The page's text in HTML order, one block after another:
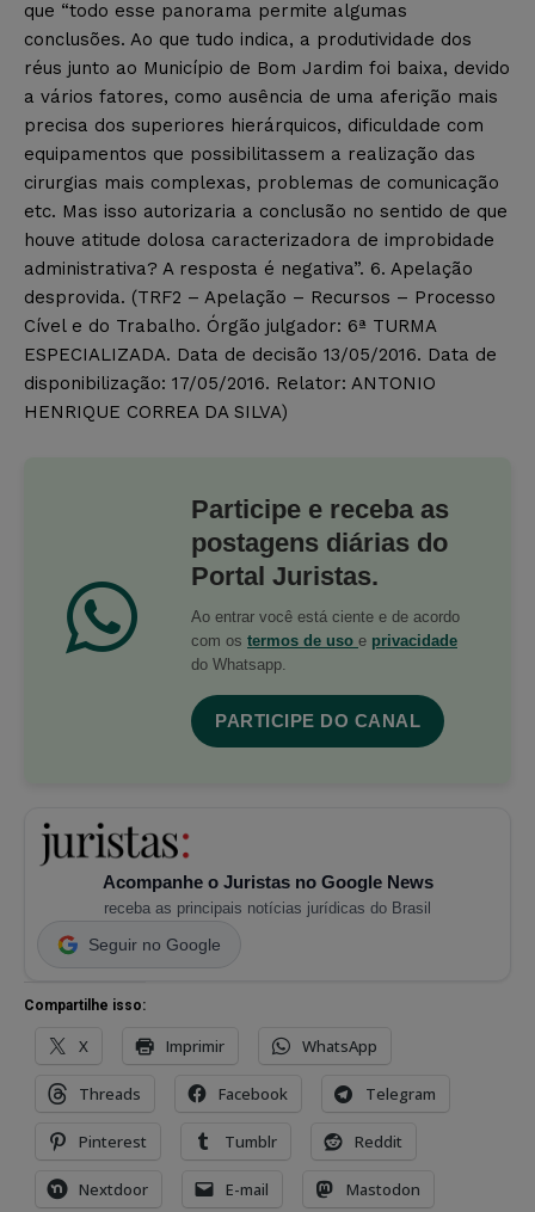
que “todo esse panorama permite algumas
conclusões. Ao que tudo indica, a produtividade dos
réus junto ao Município de Bom Jardim foi baixa, devido
a vários fatores, como ausência de uma aferição mais
precisa dos superiores hierárquicos, dificuldade com
equipamentos que possibilitassem a realização das
cirurgias mais complexas, problemas de comunicação
etc. Mas isso autorizaria a conclusão no sentido de que
houve atitude dolosa caracterizadora de improbidade
administrativa? A resposta é negativa”. 6. Apelação
desprovida. (TRF2 – Apelação – Recursos – Processo
Cível e do Trabalho. Órgão julgador: 6ª TURMA
ESPECIALIZADA. Data de decisão 13/05/2016. Data de
disponibilização: 17/05/2016. Relator: ANTONIO
HENRIQUE CORREA DA SILVA)
Participe e receba as
postagens diárias do
Portal Juristas.
Ao entrar você está ciente e de acordo
com os termos de uso e privacidade
do Whatsapp.
PARTICIPE DO CANAL
Acompanhe o Juristas no Google News
receba as principais notícias jurídicas do Brasil
Seguir no Google
Compartilhe isso:
X Imprimir WhatsApp
Threads Facebook Telegram
Pinterest Tumblr Reddit
Nextdoor E-mail Mastodon